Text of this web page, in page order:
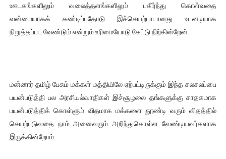
ஊடகங்களிலும் வலைத்தளங்களிலும் பகிர்ந்து கொள்வதை
வன்மையாகக் கண்டிப்பதோடு இச்செயற்பாடானது உடனடியாக
நிறுத்தப்பட வேண்டும் என்றும் உரிமையோடு கேட்டு நிற்கின்றேன்.
மன்னார் தமிழ் பேசும் மக்கள் மத்தியிலே ஏற்பட்டிருக்கும் இந்த சலசலப்பை
பயன்படுத்தி பல அரசியல்வாதிகள் இச்சூழலை தங்களுக்கு சாதகமாக
பயன்படுத்திக் கொள்ளும் விதமாக மக்களை தூண்டி வரும் விதத்தில்
செயற்படுவதை நாம் அனைவரும் அறிந்துகொள்ள வேண்டியவர்களாக
இருக்கின்றோம்.